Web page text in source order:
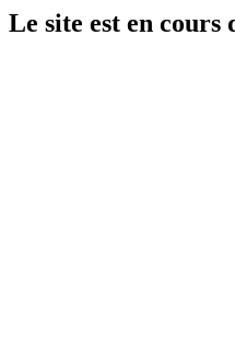
Le site est en cours